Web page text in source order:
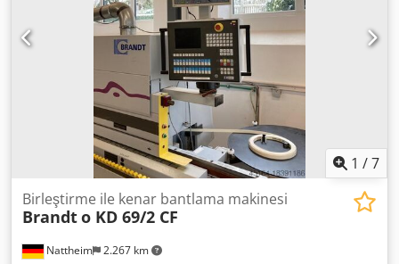
1 /7
Nattheim 2.267 km
Birleştirme ile kenar bantlama makinesi
Brandto KD 69/2 CF